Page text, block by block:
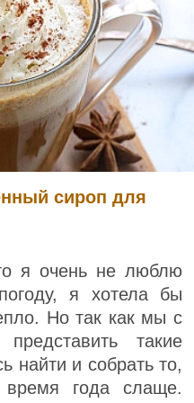
сироп для
я очень не люблю
я хотела бы
Но так как мы с
такие
найти и собрать то,
время года слаще.